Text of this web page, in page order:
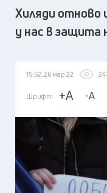
Хиляди отново
у нас в защита
15:52, 26 мар 22
Шрифт: +A -A